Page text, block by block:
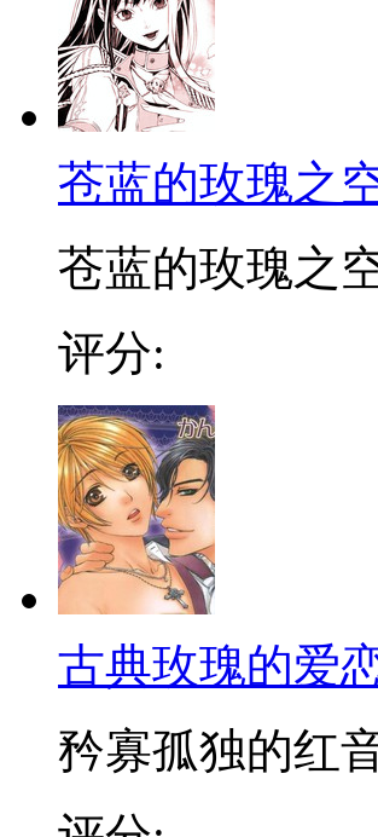
苍蓝的玫瑰之
苍蓝的玫瑰之
评分:
古典玫瑰的爱
矜寡孤独的红